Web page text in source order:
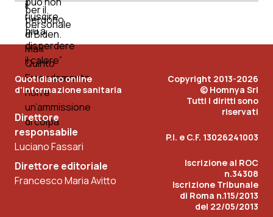
Quotidiano online
d'informazione sanitaria
Direttore
responsabile
Luciano Fassari
Direttore editoriale
Francesco Maria Avitto
Copyright 2013-2026
© Homnya Srl
Tutti i diritti sono
riservati
P.I. e C.F. 13026241003
Iscrizione al ROC
n.34308
Iscrizione Tribunale
di Roma n.115/2013
del 22/05/2013